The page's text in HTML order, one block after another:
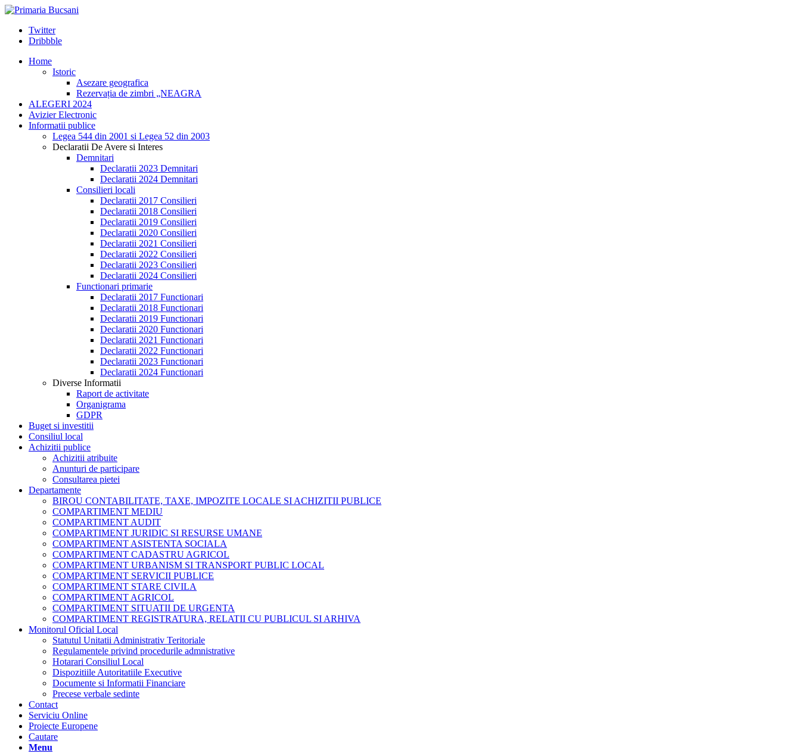
Twitter
Dribbble
Home
Istoric
Asezare geografica
Rezervația de zimbri „NEAGRA
ALEGERI 2024
Avizier Electronic
Informatii publice
Legea 544 din 2001 si Legea 52 din 2003
Declaratii De Avere si Interes
Demnitari
Declaratii 2023 Demnitari
Declaratii 2024 Demnitari
Consilieri locali
Declaratii 2017 Consilieri
Declaratii 2018 Consilieri
Declaratii 2019 Consilieri
Declaratii 2020 Consilieri
Declaratii 2021 Consilieri
Declaratii 2022 Consilieri
Declaratii 2023 Consilieri
Declaratii 2024 Consilieri
Functionari primarie
Declaratii 2017 Functionari
Declaratii 2018 Functionari
Declaratii 2019 Functionari
Declaratii 2020 Functionari
Declaratii 2021 Functionari
Declaratii 2022 Functionari
Declaratii 2023 Functionari
Declaratii 2024 Functionari
Diverse Informatii
Raport de activitate
Organigrama
GDPR
Buget si investitii
Consiliul local
Achizitii publice
Achizitii atribuite
Anunturi de participare
Consultarea pietei
Departamente
BIROU CONTABILITATE, TAXE, IMPOZITE LOCALE SI ACHIZITII PUBLICE
COMPARTIMENT MEDIU
COMPARTIMENT AUDIT
COMPARTIMENT JURIDIC SI RESURSE UMANE
COMPARTIMENT ASISTENTA SOCIALA
COMPARTIMENT CADASTRU AGRICOL
COMPARTIMENT URBANISM SI TRANSPORT PUBLIC LOCAL
COMPARTIMENT SERVICII PUBLICE
COMPARTIMENT STARE CIVILA
COMPARTIMENT AGRICOL
COMPARTIMENT SITUATII DE URGENTA
COMPARTIMENT REGISTRATURA, RELATII CU PUBLICUL SI ARHIVA
Monitorul Oficial Local
Statutul Unitatii Administrativ Teritoriale
Regulamentele privind procedurile admnistrative
Hotarari Consiliul Local
Dispozitiile Autoritatiile Executive
Documente si Informatii Financiare
Precese verbale sedinte
Contact
Serviciu Online
Proiecte Europene
Cautare
Menu